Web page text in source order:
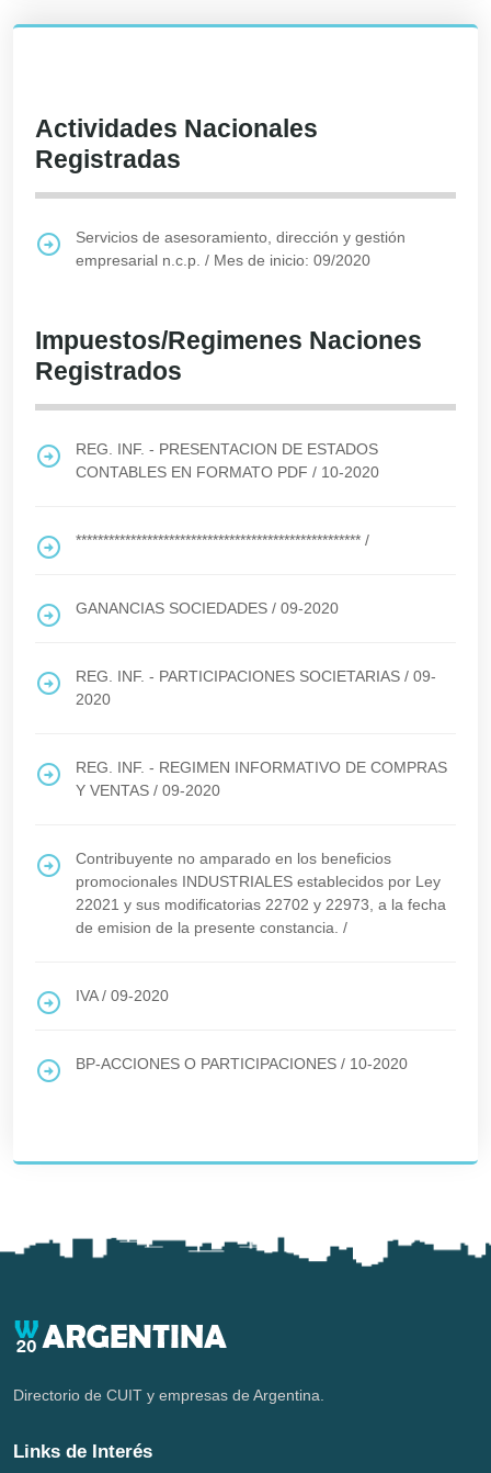
Actividades Nacionales
Registradas
Servicios de asesoramiento, dirección y gestión
empresarial n.c.p. / Mes de inicio: 09/2020
Impuestos/Regimenes Naciones
Registrados
REG. INF. - PRESENTACION DE ESTADOS
CONTABLES EN FORMATO PDF / 10-2020
**************************************************** /
GANANCIAS SOCIEDADES / 09-2020
REG. INF. - PARTICIPACIONES SOCIETARIAS / 09-
2020
REG. INF. - REGIMEN INFORMATIVO DE COMPRAS
Y VENTAS / 09-2020
Contribuyente no amparado en los beneficios
promocionales INDUSTRIALES establecidos por Ley
22021 y sus modificatorias 22702 y 22973, a la fecha
de emision de la presente constancia. /
IVA/ 09-2020
BP-ACCIONES O PARTICIPACIONES / 10-2020
Directorio de CUIT y empresas de Argentina.
Links de Interés